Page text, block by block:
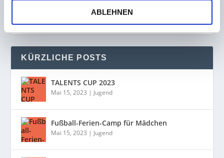
ABLEHNEN
KÜRZLICHE POSTS
TALENTS CUP 2023
Mai 15, 2023 | Jugend
Fußball-Ferien-Camp für Mädchen
Mai 15, 2023 | Jugend